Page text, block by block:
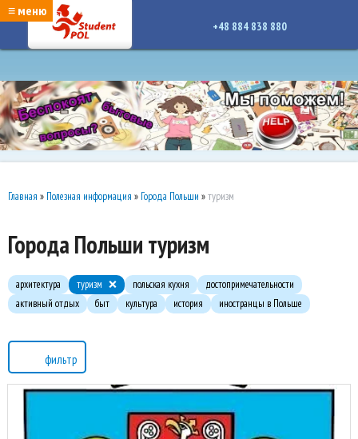
google-site-verification: google7a917c261df1566b.htmlgoogle-site-verification:
google7a917c261df1566b.html
≡ меню
+48 884 838 880
Главная » Полезная информация » Города Польши »туризм
Города Польши туризм
архитектура туризм польская кухня
достопримечательности
активный отдых
быт культура история иностранцы в Польше
фильтр